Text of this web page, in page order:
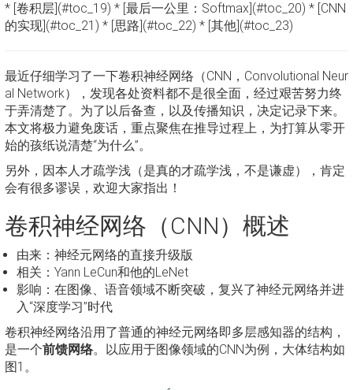
* [卷积层](#toc_19) * [最后一公里：Softmax](#toc_20) * [CNN
的实现](#toc_21) * [思路](#toc_22) * [其他](#toc_23)
最近仔细学习了一下卷积神经网络（CNN，Convolutional Neur
al Network），发现各处资料都不是很全面，经过艰苦努力终
于弄清楚了。为了以后备查，以及传播知识，决定记录下来。
本文将极力避免废话，重点聚焦在推导过程上，为打算从零开
始的孩纸说清楚“为什么”。
另外，因本人才疏学浅（是真的才疏学浅，不是谦虚），肯定
会有很多谬误，欢迎大家指出！
卷积神经网络（CNN）概述
由来：神经元网络的直接升级版
相关：Yann LeCun和他的LeNet
影响：在图像、语音领域不断突破，复兴了神经元网络并进
入“深度学习”时代
卷积神经网络沿用了普通的神经元网络即多层感知器的结构，
是一个前馈网络。以应用于图像领域的CNN为例，大体结构如
图1。